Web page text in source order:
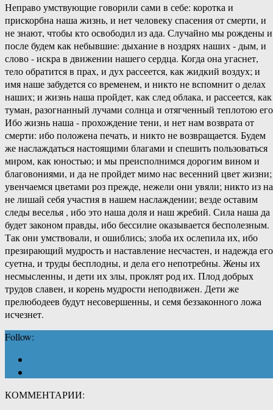
Неправо умствующие говорили сами в себе: коротка и
прискорбна наша жизнь, и нет человеку спасения от смерти, и
не знают, чтобы кто освободил из ада. Случайно мы рождены и
после будем как небывшие: дыхание в ноздрях наших - дым, и
слово - искра в движении нашего сердца. Когда она угаснет,
тело обратится в прах, и дух рассеется, как жидкий воздух; и
имя наше забудется со временем, и никто не вспомнит о делах
наших; и жизнь наша пройдет, как след облака, и рассеется, как
туман, разогнанный лучами солнца и отягченный теплотою
Ибо жизнь наша - прохождение тени, и нет нам возврата от
смерти: ибо положена печать, и никто не возвращается. Будем
же наслаждаться настоящими благами и спешить пользоваться
миром, как юностью; и мы преисполнимся дорогим вином и
благовониями, и да не пройдет мимо нас весенний цвет жизни;
увенчаемся цветами роз прежде, нежели они увяли; никто из
не лишай себя участия в нашем наслаждении; везде оставим
следы веселья , ибо это наша доля и наш жребий. Сила наша да
будет законом правды, ибо бессилие оказывается бесполезным.
Так они умствовали, и ошиблись; злоба их ослепила их, ибо
презирающий мудрость и наставление несчастен, и надежда его
суетна, и труды бесплодны, и дела его непотребны. Жены их
несмысленны, и дети их злы, проклят род их. Плод добрых
трудов славен, и корень мудрости неподвижен. Дети же
прелюбодеев будут несовершенны, и семя беззаконного ложа
исчезнет.
Follow:
КОММЕНТАРИИ: